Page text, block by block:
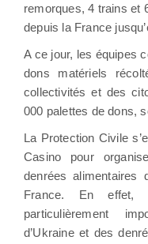
remorques, 4 trains et
depuis la France
A ce jour, les équipes
dons matériels
collectivités et des
000 palettes de dons,
La Protection Civile
Casino pour
denrées alimentaires
France. En effet,
particulièrement
d’Ukraine et des